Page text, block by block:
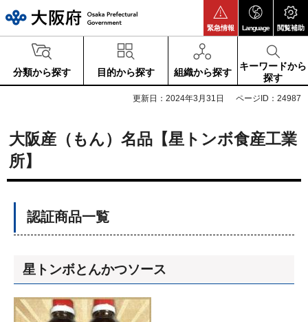
緊急情報 Language 閲覧補助
分類から探す 目的から探す 組織から探す
キーワードから
探す
更新日：2024年3月31日 ページID：24987
大阪産（もん）名品【星トンボ食産工業
所】
認証商品一覧
星トンボとんかつソース